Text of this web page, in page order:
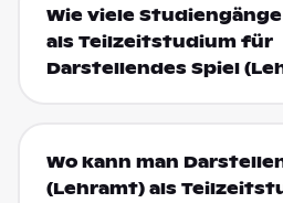
Wie viele
als Teilzeitstudium für
Darstellendes Spiel
Wo kann man
(Lehramt) als